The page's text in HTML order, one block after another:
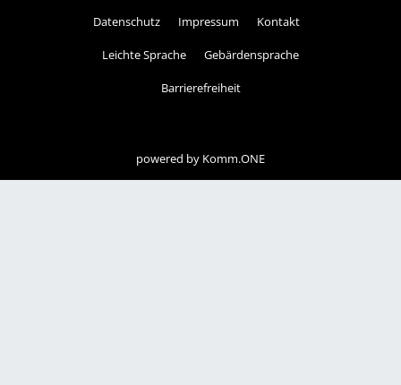
Datenschutz Impressum Kontakt
Leichte Sprache Gebärdensprache
Barrierefreiheit
powered by Komm.ONE